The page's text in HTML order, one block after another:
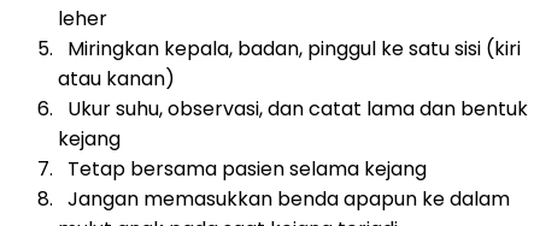
leher
Miringkan kepala, badan, pinggul ke satu sisi (kiri
atau kanan)
Ukur suhu, observasi, dan catat lama dan bentuk
kejang
Tetap bersama pasien selama kejang
Jangan memasukkan benda apapun ke dalam